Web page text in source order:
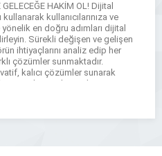
HAKİM OL! Dijital
kullanıcılarınıza ve
en doğru adımları dijital
Sürekli değişen ve gelişen
ihtiyaçlarını analiz edip her
çözümler sunmaktadır.
kalıcı çözümler sunarak
adapte olup ve bu süreci